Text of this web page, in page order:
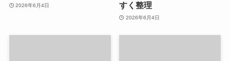
2026年6月4日
すく整理
2026年6月4日